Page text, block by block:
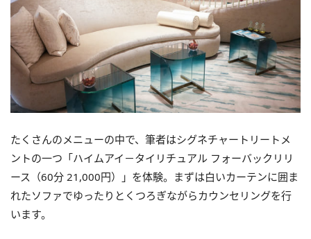
たくさんのメニューの中で、筆者はシグネチャートリートメ
ントの一つ「ハイムアイ－タイリチュアル フォーバックリリ
ース（60分 21,000円）」を体験。まずは白いカーテンに囲ま
れたソファでゆったりとくつろぎながらカウンセリングを行
います。